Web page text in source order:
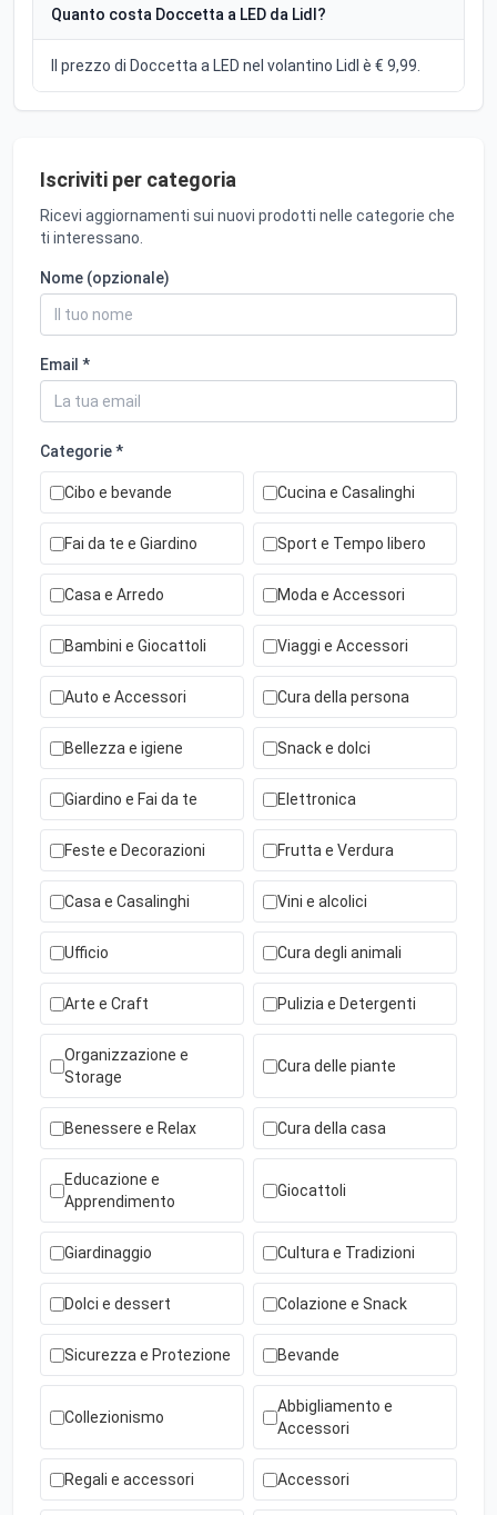
Quanto costa Doccetta a LED da Lidl?
Il prezzo di Doccetta a LED nel volantino Lidl è € 9,99.
Iscriviti per categoria
Ricevi aggiornamenti sui nuovi prodotti nelle categorie che
ti interessano.
Nome (opzionale)
Email *
Categorie *
Cibo e bevande Cucina e Casalinghi
Fai da te e Giardino Sport e Tempo libero
Casa e Arredo Moda e Accessori
Bambini e Giocattoli Viaggi e Accessori
Auto e Accessori Cura della persona
Bellezza e igiene Snack e dolci
Giardino e Fai da te Elettronica
Feste e Decorazioni Frutta e Verdura
Casa e Casalinghi Vini e alcolici
Ufficio Cura degli animali
Arte e Craft Pulizia e Detergenti
Organizzazione e
Storage
Cura delle piante
Benessere e Relax Cura della casa
Educazione e
Apprendimento
Giocattoli
Giardinaggio Cultura e Tradizioni
Dolci e dessert Colazione e Snack
Sicurezza e Protezione Bevande
Collezionismo
Abbigliamento e
Accessori
Regali e accessori Accessori